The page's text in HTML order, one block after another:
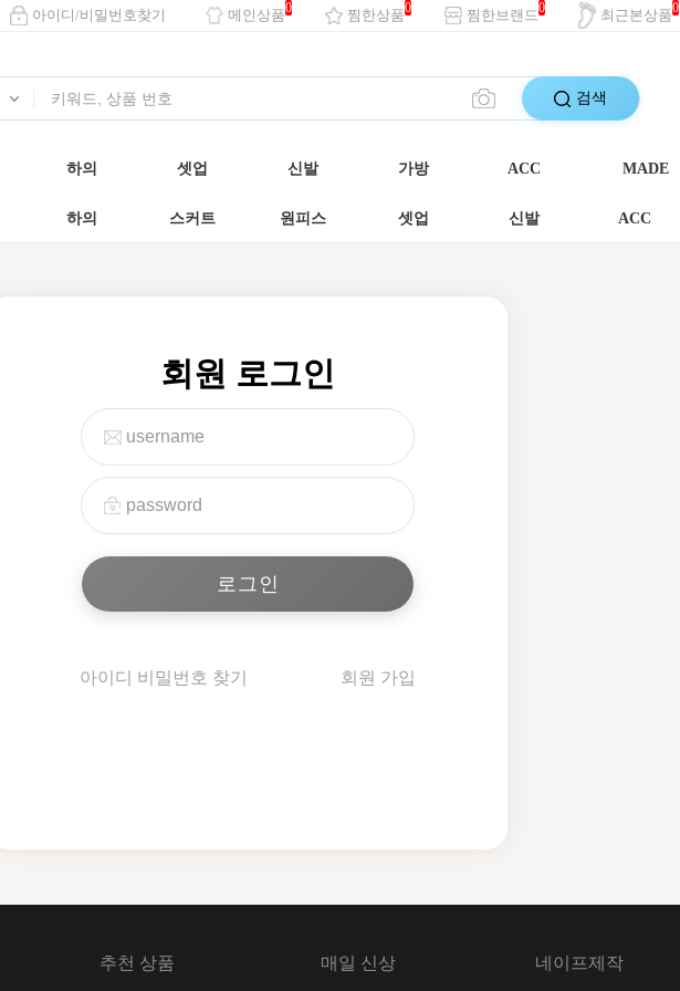
아이디/비밀번호찾기 메인상품0 찜한상품0 찜한브랜드0 최근본상품0
검색
하의 셋업 신발 가방 ACC MADE
하의 스커트 원피스 셋업 신발 ACC
회원 로그인
아이디 비밀번호 찾기 회원 가입
추천 상품 매일 신상 네이프제작